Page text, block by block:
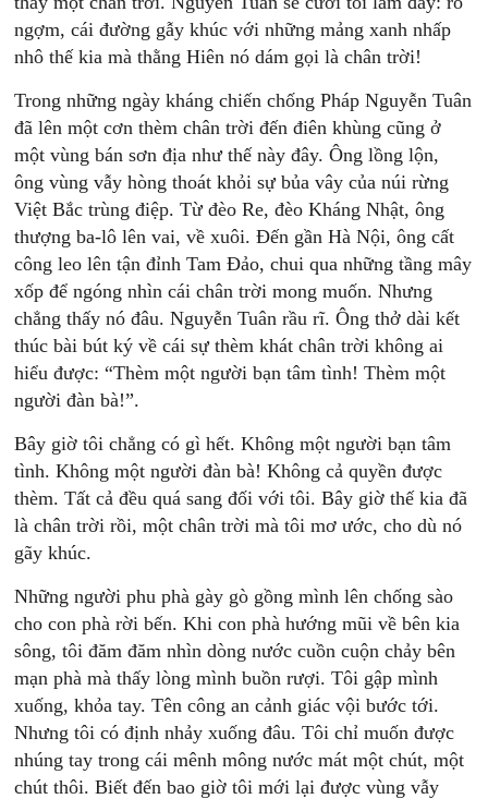
ngợm, cái đường gẫy khúc với những mảng xanh nhấp
nhô thế kia mà thằng Hiên nó dám gọi là chân trời!
Trong những ngày kháng chiến chống Pháp Nguyễn Tuân
đã lên một cơn thèm chân trời đến điên khùng cũng ở
một vùng bán sơn địa như thế này đây. Ông lồng lộn,
ông vùng vẫy hòng thoát khỏi sự bủa vây của núi rừng
Việt Bắc trùng điệp. Từ đèo Re, đèo Kháng Nhật, ông
thượng ba-lô lên vai, về xuôi. Ðến gần Hà Nội, ông cất
công leo lên tận đỉnh Tam Ðảo, chui qua những tầng mây
xốp để ngóng nhìn cái chân trời mong muốn. Nhưng
chẳng thấy nó đâu. Nguyễn Tuân rầu rĩ. Ông thở dài kết
thúc bài bút ký về cái sự thèm khát chân trời không ai
hiểu được: “Thèm một người bạn tâm tình! Thèm một
người đàn bà!”.
Bây giờ tôi chẳng có gì hết. Không một người bạn tâm
tình. Không một người đàn bà! Không cả quyền được
thèm. Tất cả đều quá sang đối với tôi. Bây giờ thế kia đã
là chân trời rồi, một chân trời mà tôi mơ ước, cho dù nó
gãy khúc.
Những người phu phà gày gò gồng mình lên chống sào
cho con phà rời bến. Khi con phà hướng mũi về bên kia
sông, tôi đăm đăm nhìn dòng nước cuồn cuộn chảy bên
mạn phà mà thấy lòng mình buồn rượi. Tôi gập mình
xuống, khỏa tay. Tên công an cảnh giác vội bước tới.
Nhưng tôi có định nhảy xuống đâu. Tôi chỉ muốn được
nhúng tay trong cái mênh mông nước mát một chút, một
chút thôi. Biết đến bao giờ tôi mới lại được vùng vẫy